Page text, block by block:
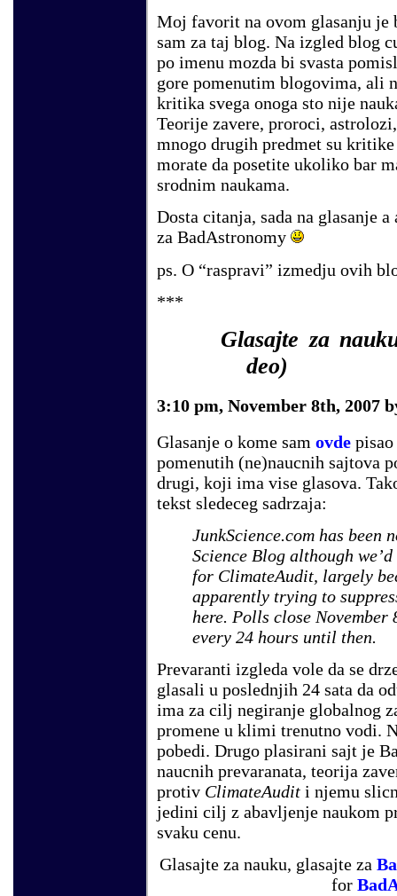
Moj favorit na ovom glasanju je
sam za taj blog. Na izgled blog
po imenu mozda bi svasta
gore pomenutim blogovima, ali
kritika svega onoga sto nije
Teorije zavere, proroci,
mnogo drugih predmet su
morate da posetite ukoliko bar
srodnim naukama.
Dosta citanja, sada na glasanje
za BadAstronomy
ps. O “raspravi” izmedju ovih
***
Glasajte za
deo)
3:10 pm, November 8th, 2007
Glasanje o kome sam ovde
pomenutih (ne)naucnih sajtova
drugi, koji ima vise glasova.
tekst sledeceg sadrzaja:
JunkScience.com has been
Science Blog although
for ClimateAudit, largely
apparently trying to
here. Polls close November
every 24 hours until then.
Prevaranti izgleda vole da se
glasali u poslednjih 24 sata da
ima za cilj negiranje globalnog
promene u klimi trenutno vodi.
pobedi. Drugo plasirani sajt je
naucnih prevaranata, teorija
protiv ClimateAudit i njemu
jedini cilj z abavljenje naukom
svaku cenu.
Glasajte za nauku, glasajte za
for